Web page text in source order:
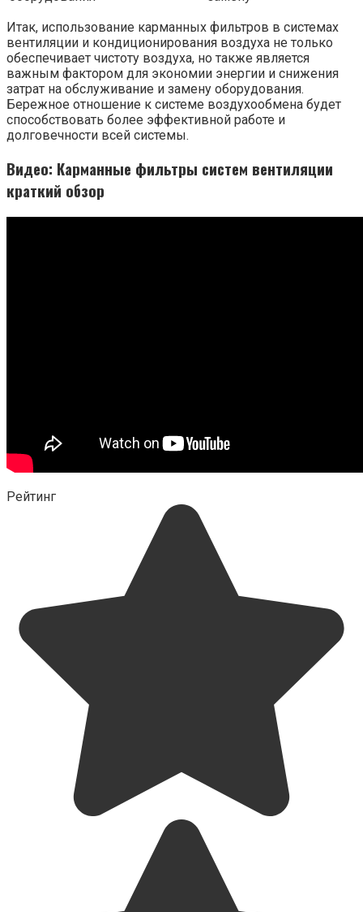
Итак, использование карманных фильтров в системах
вентиляции и кондиционирования воздуха не только
обеспечивает чистоту воздуха, но также является
важным фактором для экономии энергии и снижения
затрат на обслуживание и замену оборудования.
Бережное отношение к системе воздухообмена будет
способствовать более эффективной работе и
долговечности всей системы.
Видео: Карманные фильтры систем вентиляции
краткий обзор
Рейтинг